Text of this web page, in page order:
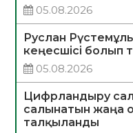
05.08.2026
Руслан
кеңесшісі болып
05.08.2026
Цифрландыру
салынатын жаңа
талқыланды